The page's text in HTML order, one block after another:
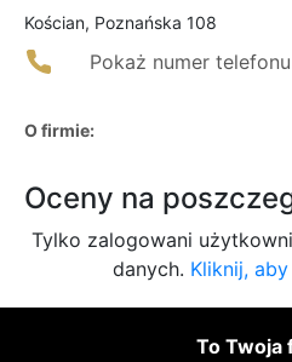
Kościan, Poznańska 108
Pokaż numer telefonu
O firmie:
Oceny na
Tylko zalogowani
danych. Kliknij,
To Twoja